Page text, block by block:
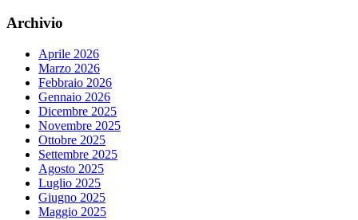
Archivio
Aprile 2026
Marzo 2026
Febbraio 2026
Gennaio 2026
Dicembre 2025
Novembre 2025
Ottobre 2025
Settembre 2025
Agosto 2025
Luglio 2025
Giugno 2025
Maggio 2025